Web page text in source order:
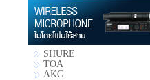
SHURE
TOA
AKG